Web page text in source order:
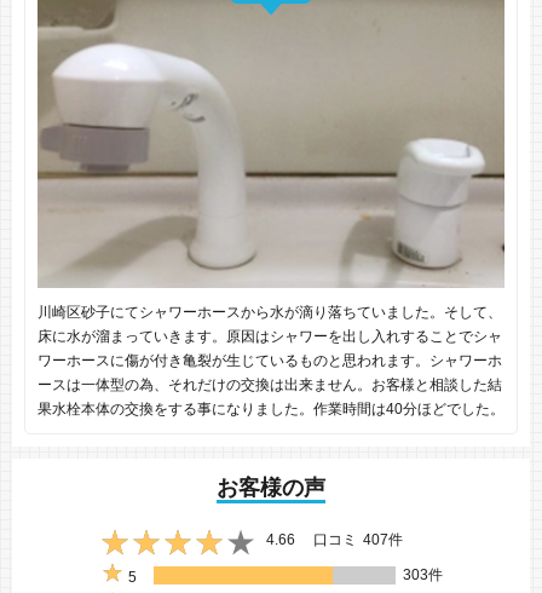
川崎区砂子にてシャワーホースから水が滴り落ちていました。そして、
床に水が溜まっていきます。原因はシャワーを出し入れすることでシャ
ワーホースに傷が付き亀裂が生じているものと思われます。シャワーホ
ースは一体型の為、それだけの交換は出来ません。お客様と相談した結
果水栓本体の交換をする事になりました。作業時間は40分ほどでした。
お客様の声
4.66 口コミ 407件
5
303件